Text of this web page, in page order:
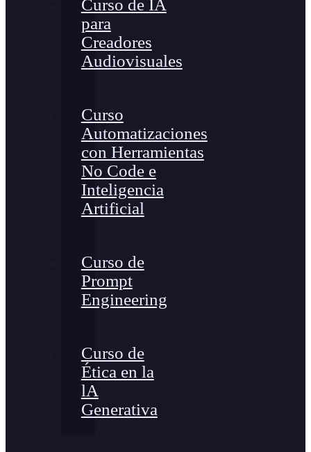
Curso de IA
para
Creadores
Audiovisuales
Curso
Automatizaciones
con Herramientas
No Code e
Inteligencia
Artificial
Curso de
Prompt
Engineering
Curso de
Ética en la
lA
Generativa